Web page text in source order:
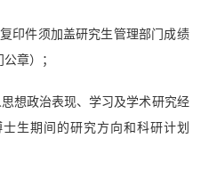
印件须加盖研究生管理部门成绩
章）；
想政治表现、学习及学术研究经
生期间的研究方向和科研计划